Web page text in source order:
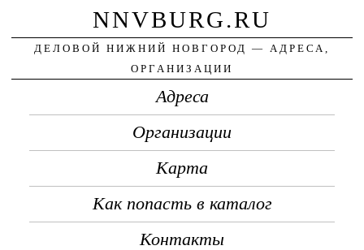
NNVBURG.RU
ДЕЛОВОЙ НИЖНИЙ НОВГОРОД — АДРЕСА,
ОРГАНИЗАЦИИ
Адреса
Организации
Карта
Как попасть в каталог
Контакты